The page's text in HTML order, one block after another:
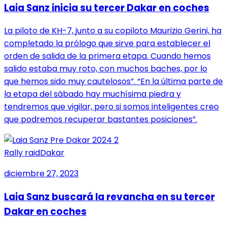
Laia Sanz inicia su tercer Dakar en coches
La piloto de KH-7, junto a su copiloto Maurizio Gerini, ha
completado la prólogo que sirve para establecer el
orden de salida de la primera etapa. Cuando hemos
salido estaba muy roto, con muchos baches, por lo
que hemos sido muy cautelosos”. “En la última parte de
la etapa del sábado hay muchísima piedra y
tendremos que vigilar, pero si somos inteligentes creo
que podremos recuperar bastantes posiciones”.
Rally raidDakar
diciembre 27, 2023
Laia Sanz buscará la revancha en su tercer
Dakar en coches